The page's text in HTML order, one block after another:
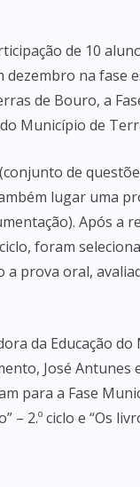
de 10
dezembro na
de Bouro, a
Município de
de
lugar uma
Após a
foram
prova oral,
da Educação
José
para a Fase
– 2.º ciclo e “Os